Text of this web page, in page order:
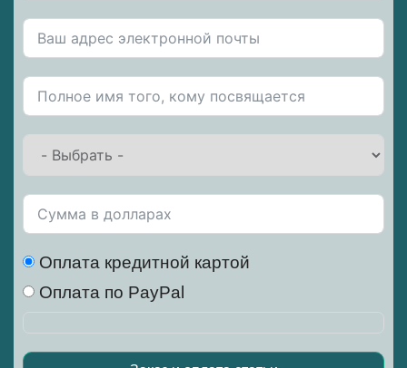
Оплата кредитной картой
Оплата по PayPal